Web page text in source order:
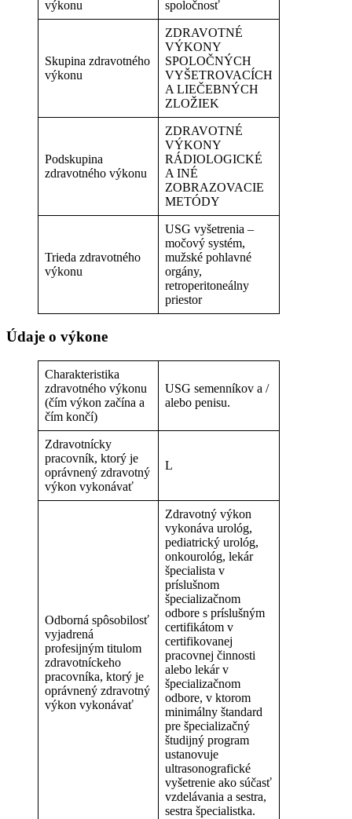
výkonu
spoločnosť
Skupina zdravotného
výkonu
ZDRAVOTNÉ
VÝKONY
SPOLOČNÝCH
VYŠETROVACÍCH
A LIEČEBNÝCH
ZLOŽIEK
Podskupina
zdravotného výkonu
ZDRAVOTNÉ
VÝKONY
RÁDIOLOGICKÉ
A INÉ
ZOBRAZOVACIE
METÓDY
Trieda zdravotného
výkonu
USG vyšetrenia –
močový systém,
mužské pohlavné
orgány,
retroperitoneálny
priestor
Údaje o výkone
Charakteristika
zdravotného výkonu
(čím výkon začína a
čím končí)
USG semenníkov a /
alebo penisu.
Zdravotnícky
pracovník, ktorý je
oprávnený zdravotný
výkon vykonávať
L
Odborná spôsobilosť
vyjadrená
profesijným titulom
zdravotníckeho
pracovníka, ktorý je
oprávnený zdravotný
výkon vykonávať
Zdravotný výkon
vykonáva urológ,
pediatrický urológ,
onkourológ, lekár
špecialista v
príslušnom
špecializačnom
odbore s príslušným
certifikátom v
certifikovanej
pracovnej činnosti
alebo lekár v
špecializačnom
odbore, v ktorom
minimálny štandard
pre špecializačný
študijný program
ustanovuje
ultrasonografické
vyšetrenie ako súčasť
vzdelávania a sestra,
sestra špecialistka.